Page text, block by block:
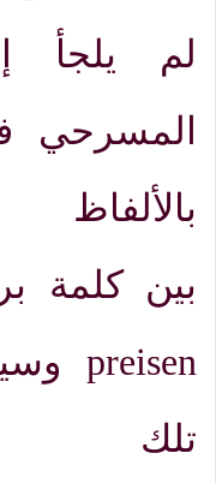
لم يلجأ
المسرحي
بالألفاظ
بين كلمة
preisen
تلك